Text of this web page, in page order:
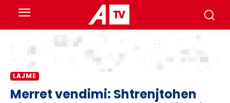
LAJME
Merret vendimi: Shtrenjtohen